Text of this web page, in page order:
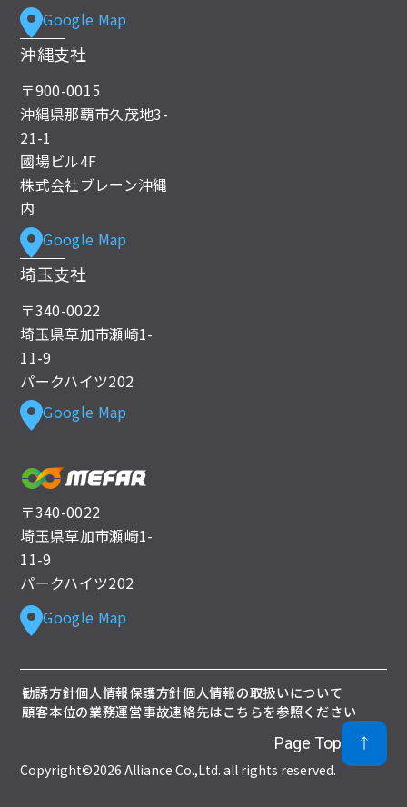
Google Map
沖縄支社
〒900-0015
沖縄県那覇市久茂地3-
21-1
國場ビル4F
株式会社ブレーン沖縄
内
Google Map
埼玉支社
〒340-0022
埼玉県草加市瀬崎1-
11-9
パークハイツ202
Google Map
〒340-0022
埼玉県草加市瀬崎1-
11-9
パークハイツ202
Google Map
勧誘方針個人情報保護方針個人情報の取扱いについて
顧客本位の業務運営事故連絡先はこちらを参照ください
Page Top
Copyright©2026 Alliance Co.,Ltd. all rights reserved.